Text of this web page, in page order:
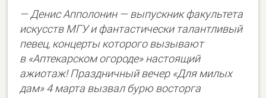
— Денис Апполонин — выпускник факультета
искусств МГУ и фантастически талантливый
певец, концерты которого вызывают
в «Аптекарском огороде» настоящий
ажиотаж! Праздничный вечер «Для милых
дам» 4 марта вызвал бурю восторга